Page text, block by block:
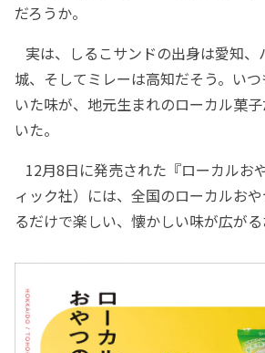
だろうか。
実は、しるこサンドの出身は愛知、
城、そしてミレーは高知だそう。い
いた味が、地元生まれのローカル菓
いた。
12月8日に発売された『ローカルお
ィック社）には、全国のローカルお
るだけで楽しい、懐かしい味が広がる